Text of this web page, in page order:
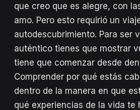
que creo que es alegre, con
amo. Pero esto requirió un
autodescubrimiento. Para ser
auténtico tienes que mostrar
tiene que comenzar desde
Comprender por qué estás
dentro de la manera en que
qué experiencias de la vida te